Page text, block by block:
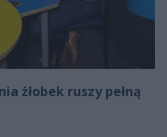
żłobek ruszy pełną